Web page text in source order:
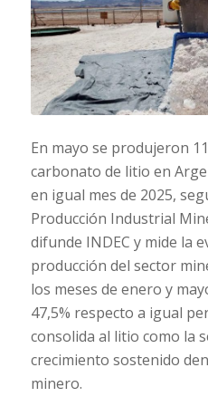
En mayo se produjeron
carbonato de litio en
en igual mes de 2025,
Producción Industrial
difunde INDEC y mide la
producción del sector
los meses de enero y
47,5% respecto a igual
consolida al litio como la
crecimiento sostenido
minero.